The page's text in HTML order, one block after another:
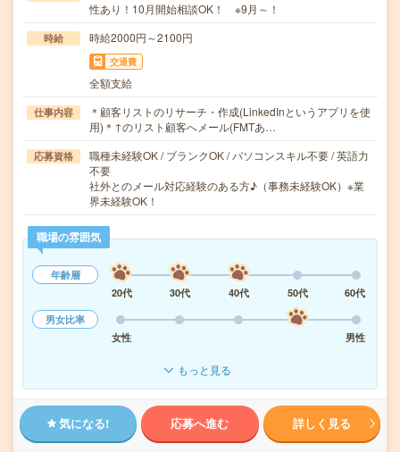
性あり！10月開始相談OK！ ※9月～！
時給 時給2000円～2100円
交通費
全額支給
仕事内容
＊顧客リストのリサーチ・作成(LinkedInというアプリを使
用)＊↑のリスト顧客へメール(FMTあ…
応募資格
職種未経験OK / ブランクOK / パソコンスキル不要 / 英語力
不要
社外とのメール対応経験のある方♪（事務未経験OK）※業
界未経験OK！
職場の雰囲気
年齢層
20代
30代 40代 50代
60代
男女比率
女性
男性
もっと見る
気になる! 応募へ進む 詳しく見る